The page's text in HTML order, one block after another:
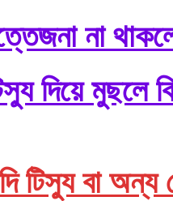
না
দিয়ে
টিস্যু বা অন্য